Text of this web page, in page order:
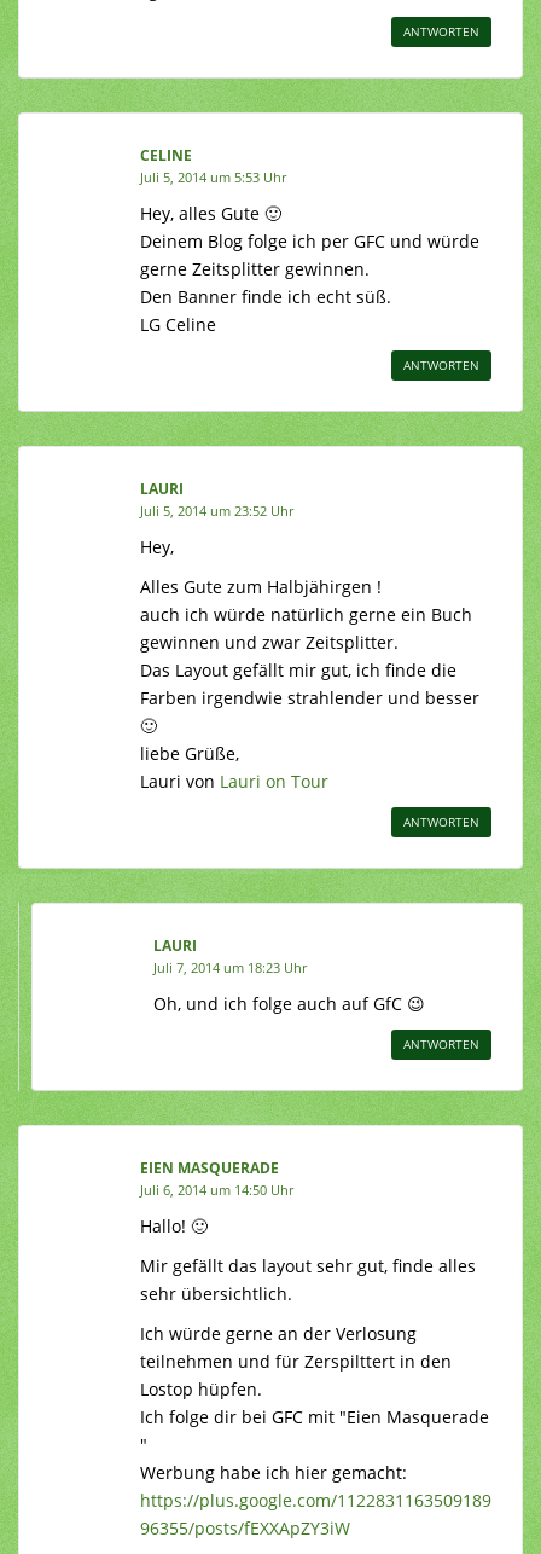
ANTWORTEN
CELINE
Juli 5, 2014 um 5:53 Uhr
Hey, alles Gute 🙂
Deinem Blog folge ich per GFC und würde
gerne Zeitsplitter gewinnen.
Den Banner finde ich echt süß.
LG Celine
ANTWORTEN
LAURI
Juli 5, 2014 um 23:52 Uhr
Hey,
Alles Gute zum Halbjähirgen !
auch ich würde natürlich gerne ein Buch
gewinnen und zwar Zeitsplitter.
Das Layout gefällt mir gut, ich finde die
Farben irgendwie strahlender und besser
🙂
liebe Grüße,
Lauri von Lauri on Tour
ANTWORTEN
LAURI
Juli 7, 2014 um 18:23 Uhr
Oh, und ich folge auch auf GfC 😉
ANTWORTEN
EIEN MASQUERADE
Juli 6, 2014 um 14:50 Uhr
Hallo! 🙂
Mir gefällt das layout sehr gut, finde alles
sehr übersichtlich.
Ich würde gerne an der Verlosung
teilnehmen und für Zerspilttert in den
Lostop hüpfen.
Ich folge dir bei GFC mit "Eien Masquerade
"
Werbung habe ich hier gemacht:
https://plus.google.com/1122831163509189
96355/posts/fEXXApZY3iW